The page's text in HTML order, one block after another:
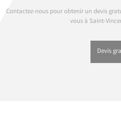
Contactez-nous pour obtenir un devis
vous à Saint-
Devis